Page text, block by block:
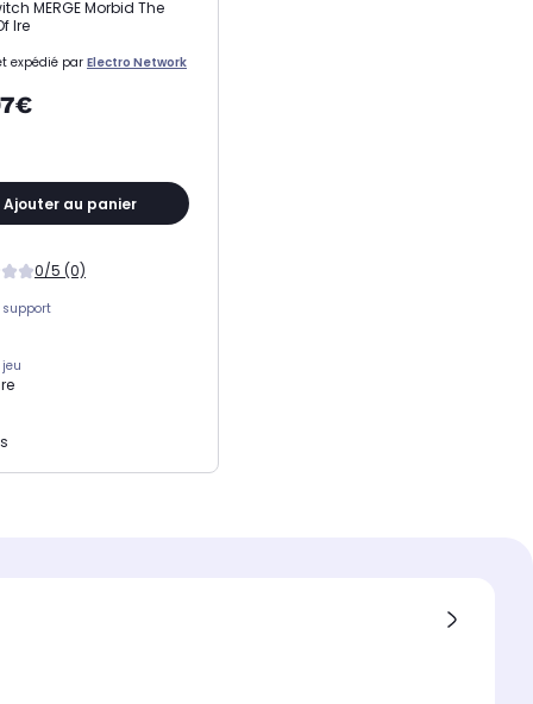
MERGE Morbid The
Ire
expédié par Electro Network
Ajouter au panier
0/5 (0)
support